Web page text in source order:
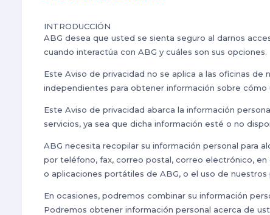
INTRODUCCIÓN
ABG desea que usted se sienta seguro al darnos
cuando interactúa con ABG y cuáles son sus opciones.
Este Aviso de privacidad no se aplica a las oficinas
independientes para obtener información sobre
Este Aviso de privacidad abarca la información
servicios, ya sea que dicha información esté o no
ABG necesita recopilar su información personal para
por teléfono, fax, correo postal, correo electrónico, en
o aplicaciones portátiles de ABG, o el uso de nuestros
En ocasiones, podremos combinar su información
Podremos obtener información personal acerca de